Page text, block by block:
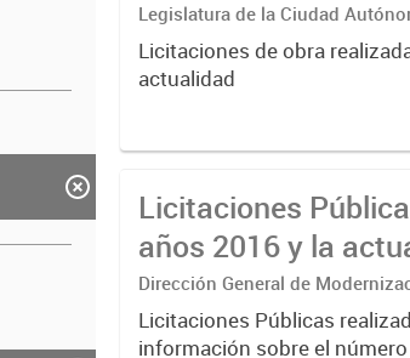
Legislatura de la Ciudad
Licitaciones de obra
actualidad
Licitaciones
años 2016 y la
Dirección General de
Institucional
Licitaciones Públicas
información sobre el